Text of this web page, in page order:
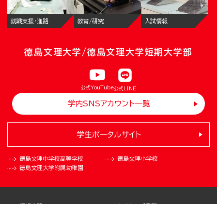
就職支援・進路 教育/研究 入試情報
徳島文理大学/徳島文理大学短期大学部
公式YouTube公式LINE
学内SNSアカウント一覧
徳島文理中学校高等学校
徳島文理小学校
徳島文理大学附属幼稚園
学生ポータルサイト